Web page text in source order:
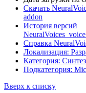
Скачать
addon
История версий
Справка
Локализация:
Категория:
Подкатегория:
Вверх к списку